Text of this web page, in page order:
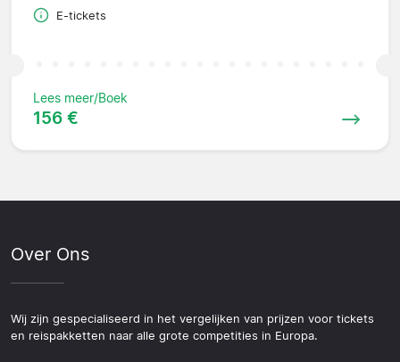
E-tickets
Lees meer/Boek
156 €
Over Ons
Wij zijn gespecialiseerd in het vergelijken van prijzen voor tickets
en reispakketten naar alle grote competities in Europa.